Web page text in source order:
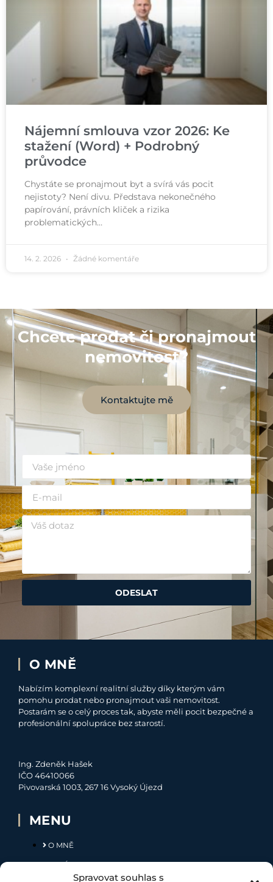
Spravovat souhlas s
Nájemní smlouva vzor 2026: Ke
stažení (Word) + Podrobný
průvodce
Chystáte se pronajmout byt a svírá vás pocit
nejistoty? Není divu. Představa nekonečného
papírování, právních kliček a rizika
problematických…
14. 2. 2026 Žádné komentáře
Chcete prodat či pronajmout
nemovitost?
Kontaktujte mě
ODESLAT
O MNĚ
Nabízím komplexní realitní služby díky kterým vám
pomohu prodat nebo pronajmout vaši nemovitost.
Postarám se o celý proces tak, abyste měli pocit bezpečné a
profesionální spolupráce bez starostí.
Ing. Zdeněk Hašek
IČO 46410066
Pivovarská 1003, 267 16 Vysoký Újezd
MENU
O MNĚ
NABÍDKA